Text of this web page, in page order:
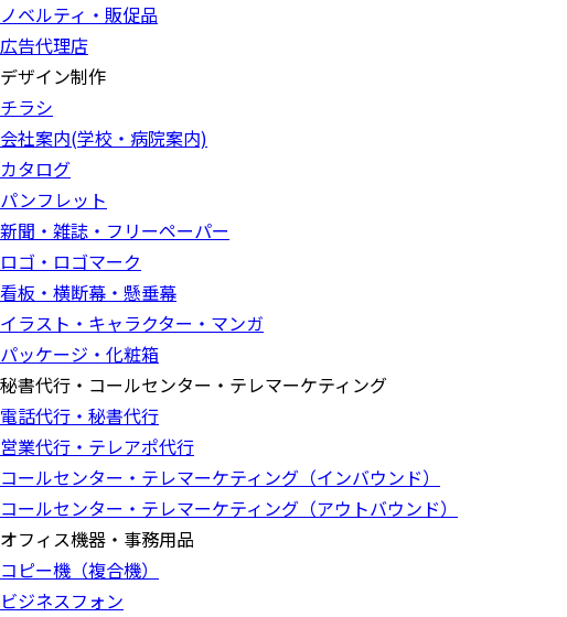
ノベルティ・販促品
広告代理店
デザイン制作
チラシ
会社案内(学校・病院案内)
カタログ
パンフレット
新聞・雑誌・フリーペーパー
ロゴ・ロゴマーク
看板・横断幕・懸垂幕
イラスト・キャラクター・マンガ
パッケージ・化粧箱
秘書代行・コールセンター・テレマーケティング
電話代行・秘書代行
営業代行・テレアポ代行
コールセンター・テレマーケティング（インバウンド）
コールセンター・テレマーケティング（アウトバウンド）
オフィス機器・事務用品
コピー機（複合機）
ビジネスフォン